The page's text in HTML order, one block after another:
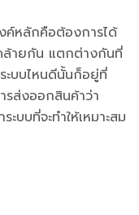
ลักคือต้องการได้
ายกัน แตกต่างกันที่
ะบบไหนดีนั้นก็อยู่ที่
รส่งออกสินค้าว่า
บบที่จะทำให้เหมาะสม